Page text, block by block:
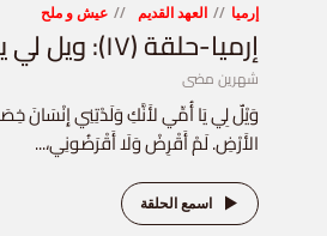
إرميا العهد القديم عيش و ملح
إرميا-حلقة (١٧): ويل لي يا أمي
شهرين مضى
وَيْلٌ لِي يَا أُمِّي لأَنَّكِ وَلَدْتِنِي إِنْسَانَ
الأَرْضِ. لَمْ أَقْرِضْ وَلَا أَقْرَضُونِي،...
اسمع الحلقة